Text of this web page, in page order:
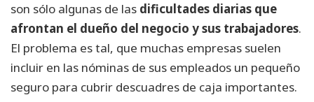
son sólo algunas de las dificultades diarias que
afrontan el dueño del negocio y sus trabajadores.
El problema es tal, que muchas empresas suelen
incluir en las nóminas de sus empleados un pequeño
seguro para cubrir descuadres de caja importantes.